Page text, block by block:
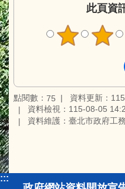
此頁資
點閱數： 75
資料更新：
資料檢視：115-08-05
資料維護：臺北市政府工
:::